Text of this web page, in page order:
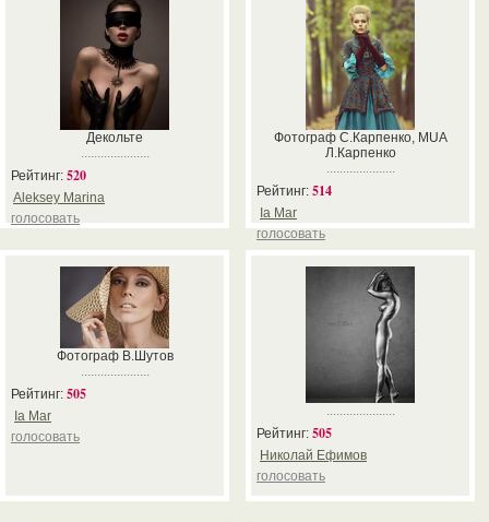
Декольте
.....................
Рейтинг: 520
Aleksey Marina
голосовать
Фотограф С.Карпенко, MUA
Л.Карпенко
.....................
Рейтинг: 514
Ia Mar
голосовать
Фотограф В.Шутов
.....................
Рейтинг: 505
Ia Mar
голосовать
.....................
Рейтинг: 505
Николай Ефимов
голосовать